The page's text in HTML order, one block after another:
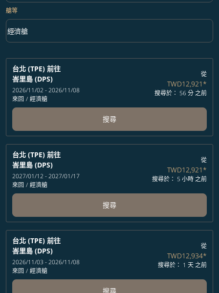
艙等
艙等 option 經濟艙 Selected
經濟艙
keyboard_arrow_down
台北 (TPE) 前往
峇里島 (DPS)
2026/11/02 - 2026/11/08
來回 / 經濟艙
從
TWD12,921*
搜尋於： 56 分 之前
搜尋
台北 (TPE) 前往
峇里島 (DPS)
2027/01/12 - 2027/01/17
來回 / 經濟艙
從
TWD12,921*
搜尋於： 5 小時 之前
搜尋
台北 (TPE) 前往
峇里島 (DPS)
2026/11/03 - 2026/11/08
來回 / 經濟艙
從
TWD12,934*
搜尋於： 1 天 之前
搜尋